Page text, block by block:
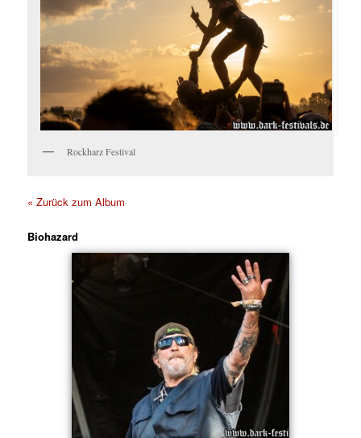
Rockharz Festival
« Zurück zum Album
Biohazard